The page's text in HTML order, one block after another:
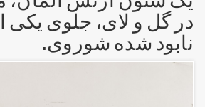
در گل و لای، جلوی یکی
نابود شده شوروی.